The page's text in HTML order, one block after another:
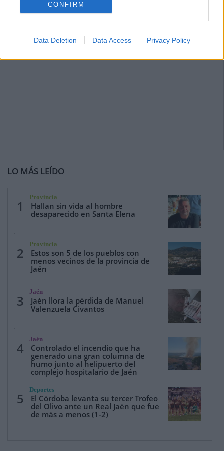
CONFIRM
Data Deletion Data Access Privacy Policy
LO MÁS LEÍDO
1
Provincia
Hallan sin vida al hombre
desaparecido en Santa Elena
2
Provincia
Estos son 5 de los pueblos con
menos vecinos de la provincia de
Jaén
3
Jaén
Jaén llora la pérdida de Manuel
Valenzuela Civantos
4
Jaén
Controlado el incendio que ha
generado una gran columna de
humo junto al helipuerto del
complejo hospitalario de Jaén
5
Deportes
El Córdoba levanta su tercer Trofeo
del Olivo ante un Real Jaén que fue
de más a menos (1-2)